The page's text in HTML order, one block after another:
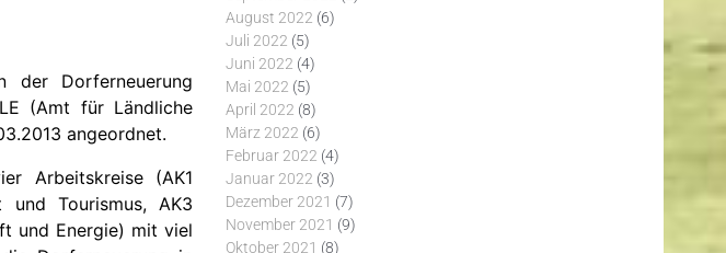
der Dorferneuerung
(Amt für Ländliche
angeordnet.
Arbeitskreise (AK1
und Tourismus, AK3
und Energie) mit viel
August 2022 (6)
Juli 2022 (5)
Juni 2022 (4)
Mai 2022 (5)
April 2022 (8)
März 2022 (6)
Februar 2022 (4)
Januar 2022 (3)
Dezember 2021 (7)
November 2021 (9)
Oktober 2021 (8)